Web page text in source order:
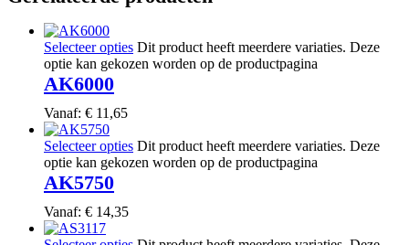
Selecteer opties Dit product heeft meerdere variaties. Deze
optie kan gekozen worden op de productpagina
AK6000
Vanaf: € 11,65
Selecteer opties Dit product heeft meerdere variaties. Deze
optie kan gekozen worden op de productpagina
AK5750
Vanaf: € 14,35